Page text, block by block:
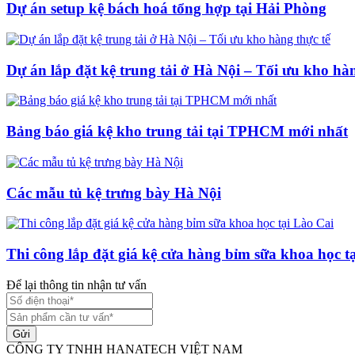
Dự án setup kệ bách hoá tổng hợp tại Hải Phòng
Dự án lắp đặt kệ trung tải ở Hà Nội – Tối ưu kho
Bảng báo giá kệ kho trung tải tại TPHCM mới nhất
Các mẫu tủ kệ trưng bày Hà Nội
Thi công lắp đặt giá kệ cửa hàng bỉm sữa khoa học
Để lại thông tin nhận tư vấn
Gửi
CÔNG TY TNHH HANATECH VIỆT NAM